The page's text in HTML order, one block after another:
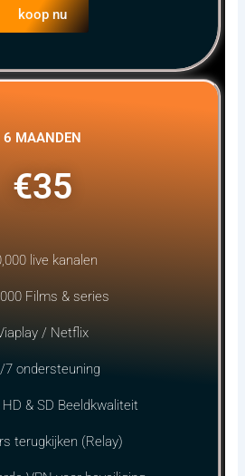
koop nu
6 MAANDEN
€35
live kanalen
Films & series
/ Netflix
7 ondersteuning
HD & SD Beeldkwaliteit
terugkijken (Relay)